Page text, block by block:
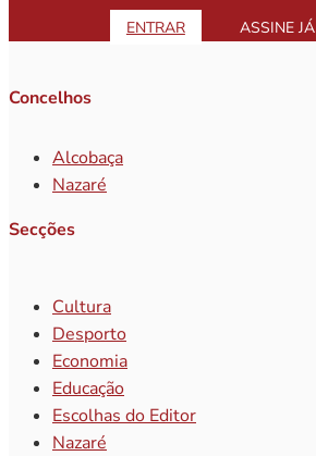
ENTRAR ASSINE JÁ
Concelhos
Alcobaça
Nazaré
Secções
Cultura
Desporto
Economia
Educação
Escolhas do Editor
Nazaré